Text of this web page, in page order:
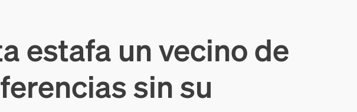
estafa un vecino de
sin su